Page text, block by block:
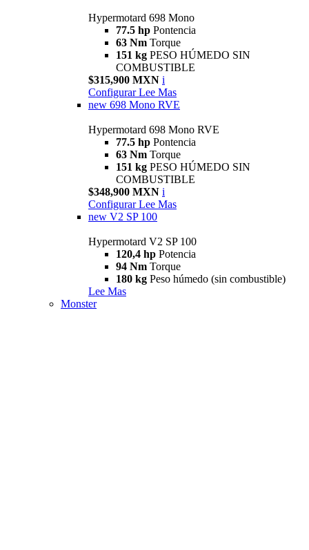
Hypermotard 698 Mono
77.5 hp Pontencia
63 Nm Torque
151 kg PESO HÚMEDO SIN
COMBUSTIBLE
$315,900 MXN i
Configurar Lee Mas
new 698 Mono RVE
Hypermotard 698 Mono RVE
77.5 hp Pontencia
63 Nm Torque
151 kg PESO HÚMEDO SIN
COMBUSTIBLE
$348,900 MXN i
Configurar Lee Mas
new V2 SP 100
Hypermotard V2 SP 100
120,4 hp Potencia
94 Nm Torque
180 kg Peso húmedo (sin combustible)
Lee Mas
Monster